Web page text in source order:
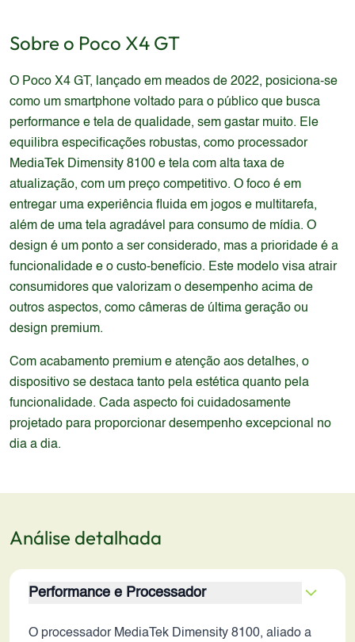
Sobre o Poco X4 GT
O Poco X4 GT, lançado em meados de 2022, posiciona-se
como um smartphone voltado para o público que busca
performance e tela de qualidade, sem gastar muito. Ele
equilibra especificações robustas, como processador
MediaTek Dimensity 8100 e tela com alta taxa de
atualização, com um preço competitivo. O foco é em
entregar uma experiência fluida em jogos e multitarefa,
além de uma tela agradável para consumo de mídia. O
design é um ponto a ser considerado, mas a prioridade é a
funcionalidade e o custo-benefício. Este modelo visa atrair
consumidores que valorizam o desempenho acima de
outros aspectos, como câmeras de última geração ou
design premium.
Com acabamento premium e atenção aos detalhes, o
dispositivo se destaca tanto pela estética quanto pela
funcionalidade. Cada aspecto foi cuidadosamente
projetado para proporcionar desempenho excepcional no
dia a dia.
Análise detalhada
Performance e Processador
O processador MediaTek Dimensity 8100, aliado a